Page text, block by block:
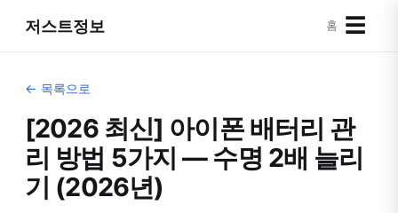
저스트정보 홈 ☰
← 목록으로
[2026 최신] 아이폰 배터리 관
리 방법 5가지 — 수명 2배 늘리
기 (2026년)